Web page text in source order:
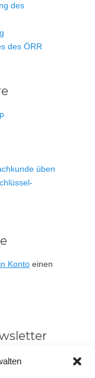
des
des ÖRR
üben
Konto einen